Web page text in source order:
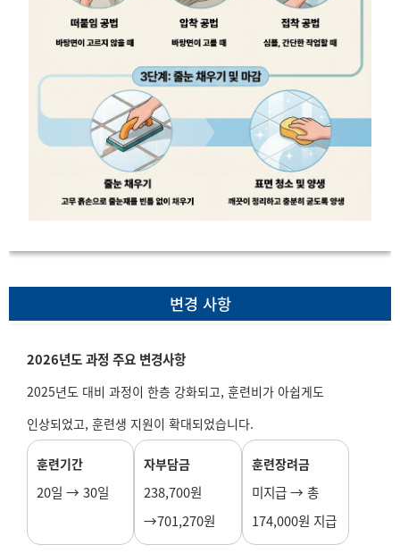
변경 사항
2026년도 과정 주요 변경사항
2025년도 대비 과정이 한층 강화되고, 훈련비가 아쉽게도
인상되었고, 훈련생 지원이 확대되었습니다.
훈련기간
20일 → 30일
자부담금
238,700원
→701,270원
훈련장려금
미지급 → 총
174,000원 지급